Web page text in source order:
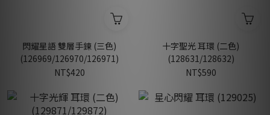
閃耀星語 雙層手鍊 (三色)
(126969/126970/126971)
NT$420
十字聖光 耳環 (二色)
(128631/128632)
NT$590